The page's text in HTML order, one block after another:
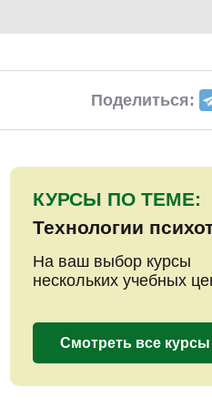
Поделиться:
КУРСЫ ПО ТЕМЕ:
Технологии
На ваш выбор курсы
нескольких учебных
Смотреть все курсы